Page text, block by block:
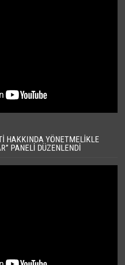
HAKKINDA YÖNETMELIKLE
PANELI DÜZENLENDI